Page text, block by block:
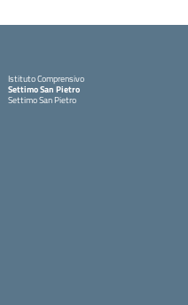
Istituto Comprensivo
Settimo San Pietro
Settimo San Pietro